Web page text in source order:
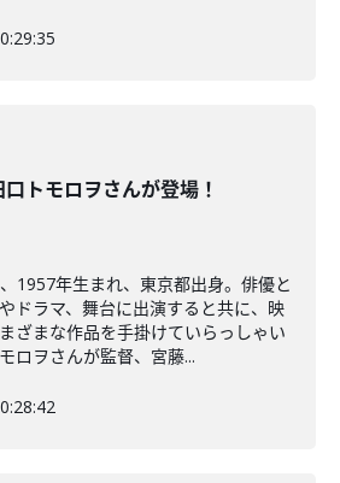
口トモロヲさんが登場！
1957年生まれ、東京都出身。俳優と
ドラマ、舞台に出演すると共に、映
ざまな作品を手掛けていらっしゃい
ロヲさんが監督、宮藤...